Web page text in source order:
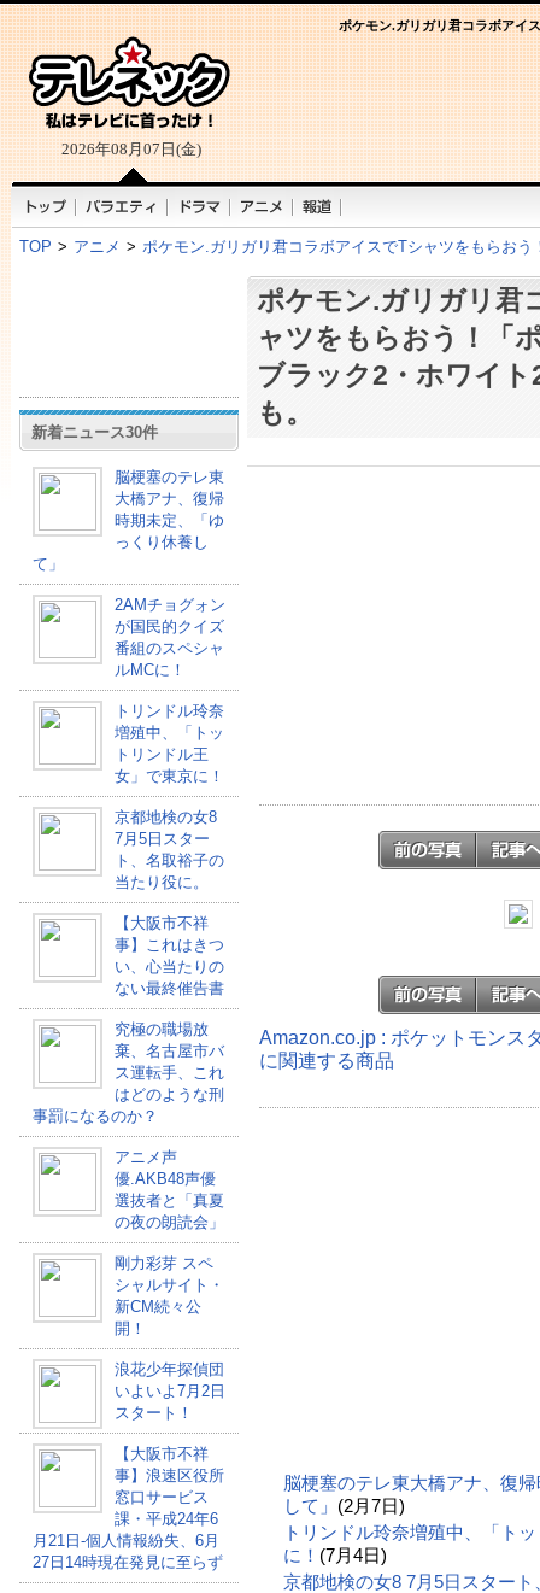
2026年08月07日(金)
ポケモン.ガリガリ君コラボアイ
TOP > アニメ > ポケモン.ガリガリ君コラボアイスでTシャツをもらお
新着ニュース30件
脳梗塞のテレ東
大橋アナ、復帰
時期未定、「ゆ
っくり休養し
て」
2AMチョグォン
が国民的クイズ
番組のスペシャ
ルMCに！
トリンドル玲奈
増殖中、「トッ
トリンドル王
女」で東京に！
京都地検の女8
7月5日スター
ト、名取裕子の
当たり役に。
【大阪市不祥
事】これはきつ
い、心当たりの
ない最終催告書
究極の職場放
棄、名古屋市バ
ス運転手、これ
はどのような刑
事罰になるのか？
アニメ声
優.AKB48声優
選抜者と「真夏
の夜の朗読会」
剛力彩芽 スペ
シャルサイト・
新CM続々公
開！
浪花少年探偵団
いよいよ7月2日
スタート！
【大阪市不祥
事】浪速区役所
窓口サービス
課・平成24年6
月21日-個人情報紛失、6月
27日14時現在発見に至らず
ポケモン.ガリガリ君
ャツをもらおう！「
ブラック2・ホワイ
も。
Amazon.co.jp : ポケットモンス
に関連する商品
脳梗塞のテレ東大橋アナ、復
して」 (2月7日)
トリンドル玲奈増殖中、「ト
に！ (7月4日)
京都地検の女8 7月5日スター